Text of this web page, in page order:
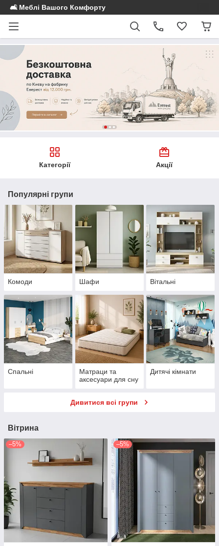
🛋️ Меблі Вашого Комфорту
Категорії Акції
Популярні групи
Комоди Шафи Вітальні
Спальні
Матраци та
аксесуари для сну
Дитячі кімнати
Дивитися всі групи
Вітрина
–5% –5%